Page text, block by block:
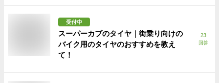
受付中
スーパーカブのタイヤ｜街乗り向けの
バイク用のタイヤのおすすめを教え
て！
23
回答